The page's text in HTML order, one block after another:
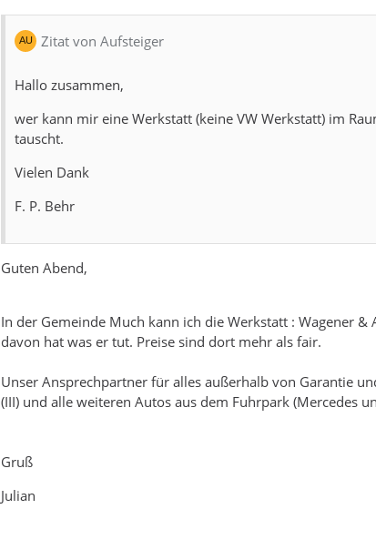
Zitat von Aufsteiger
Hallo zusammen,
wer kann mir eine Werkstatt (keine VW Werkstatt) im
tauscht.
Vielen Dank
F. P. Behr
Guten Abend,
In der Gemeinde Much kann ich die Werkstatt : Wagener
davon hat was er tut. Preise sind dort mehr als fair.
Unser Ansprechpartner für alles außerhalb von Garantie
(III) und alle weiteren Autos aus dem Fuhrpark (Mercedes
Gruß
Julian